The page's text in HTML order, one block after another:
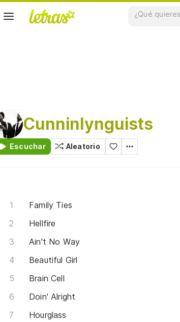
Cunninlynguists
Escuchar Aleatorio
Family Ties
Hellfire
Ain't No Way
Beautiful Girl
Brain Cell
Doin' Alright
Hourglass